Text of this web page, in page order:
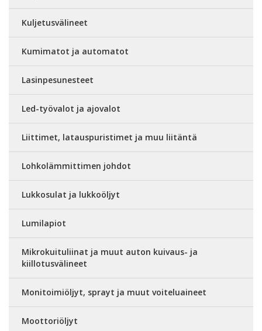
Kuljetusvälineet
Kumimatot ja automatot
Lasinpesunesteet
Led-työvalot ja ajovalot
Liittimet, latauspuristimet ja muu liitäntä
Lohkolämmittimen johdot
Lukkosulat ja lukkoöljyt
Lumilapiot
Mikrokuituliinat ja muut auton kuivaus- ja
kiillotusvälineet
Monitoimiöljyt, sprayt ja muut voiteluaineet
Moottoriöljyt